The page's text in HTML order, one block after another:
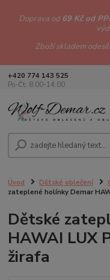
Doprava od69 Kč od
Zboží skladem
+420 774 143 525
Po-Čt: 8.00-14.00
Úvod Dětské oblečení
zateplené holínky Demar
Dětské
HAWAI LUX
žirafa